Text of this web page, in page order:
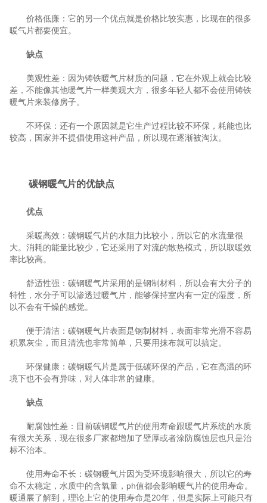
价格低廉：它的另一个优点就是价格比较实惠，比现在的很多
暖气片都要便宜。
缺点
美观性差：因为铸铁暖气片材质的问题，它在外观上就会比较
差，不能像其他暖气片一样美观大方，很多年轻人都不会使用铸铁
暖气片来装修房子。
不环保：还有一个原因就是它生产过程比较不环保，耗能也比
较高，国家并不提倡使用这种产品，所以现在逐渐被淘汰。
碳钢暖气片的优缺点
优点
采暖高效：碳钢暖气片的水阻力比较小，所以它的水流量很
大。消耗的能量比较少，它还采用了对流的散热模式，所以取暖效
率比较高。
舒适性强：碳钢暖气片采用的是钢制材料，所以会有大分子的
特性，水分子可以渗透过暖气片，能够保持室内有一定的湿度，所
以不会有干燥的感觉。
便于清洁：碳钢暖气片表面是钢制材料，表面非常光滑不容易
积累灰尘，而且清洗也非常简单，只要用抹布就可以搞定。
环保健康：碳钢暖气片是属于低碳环保的产品，它在高温的环
境下也不会有异味，对人体非常的健康。
缺点
耐腐蚀性差：目前碳钢暖气片的使用寿命跟暖气片系统的水质
有很大关系，现在很多厂家都增加了壁厚或者涂防腐蚀层也只是治
标不治本。
使用寿命不长：碳钢暖气片因为受环境影响很大，所以它的寿
命不太稳定，水质中的含氧量，ph值都会影响暖气片的使用寿命。
暖通展了解到，理论上它的使用寿命是20年，但是实际上可能只有